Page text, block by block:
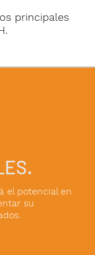
principales
el potencial en
su